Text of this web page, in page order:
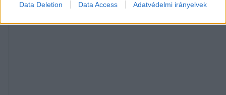
Data Deletion Data Access Adatvédelmi irányelvek
HIRDETÉS